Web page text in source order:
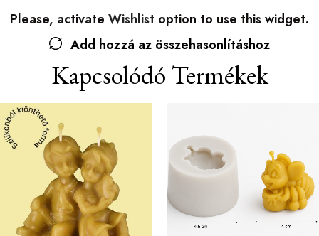
Please, activate Wishlist option to use this widget.
Add hozzá az összehasonlításhoz
Kapcsolódó Termékek